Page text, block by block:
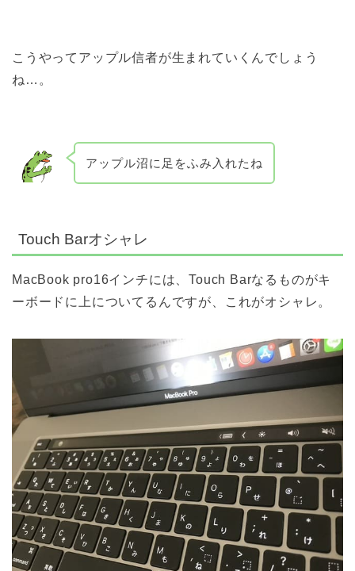
こうやってアップル信者が生まれていくんでしょう
ね…。
アップル沼に足をふみ入れたね
Touch Barオシャレ
MacBook pro16インチには、Touch Barなるものがキ
ーボードに上についてるんですが、これがオシャレ。